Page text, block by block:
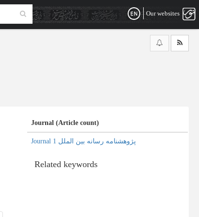
Our websites
Journal (Article count)
Journal پژوهشنامه رسانه بین الملل 1
Related keywords